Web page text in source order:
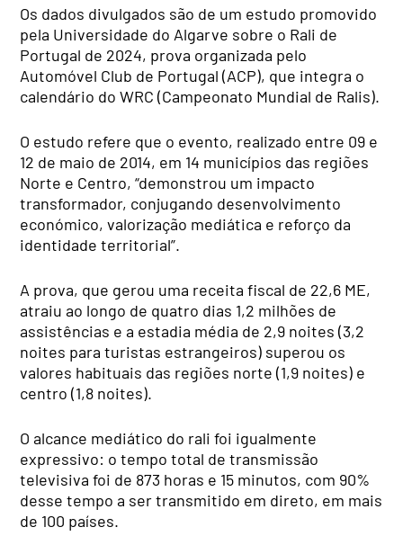
Os dados divulgados são de um estudo promovido
pela Universidade do Algarve sobre o Rali de
Portugal de 2024, prova organizada pelo
Automóvel Club de Portugal (ACP), que integra o
calendário do WRC (Campeonato Mundial de Ralis).
O estudo refere que o evento, realizado entre 09 e
12 de maio de 2014, em 14 municípios das regiões
Norte e Centro, “demonstrou um impacto
transformador, conjugando desenvolvimento
económico, valorização mediática e reforço da
identidade territorial”.
A prova, que gerou uma receita fiscal de 22,6 ME,
atraiu ao longo de quatro dias 1,2 milhões de
assistências e a estadia média de 2,9 noites (3,2
noites para turistas estrangeiros) superou os
valores habituais das regiões norte (1,9 noites) e
centro (1,8 noites).
O alcance mediático do rali foi igualmente
expressivo: o tempo total de transmissão
televisiva foi de 873 horas e 15 minutos, com 90%
desse tempo a ser transmitido em direto, em mais
de 100 países.